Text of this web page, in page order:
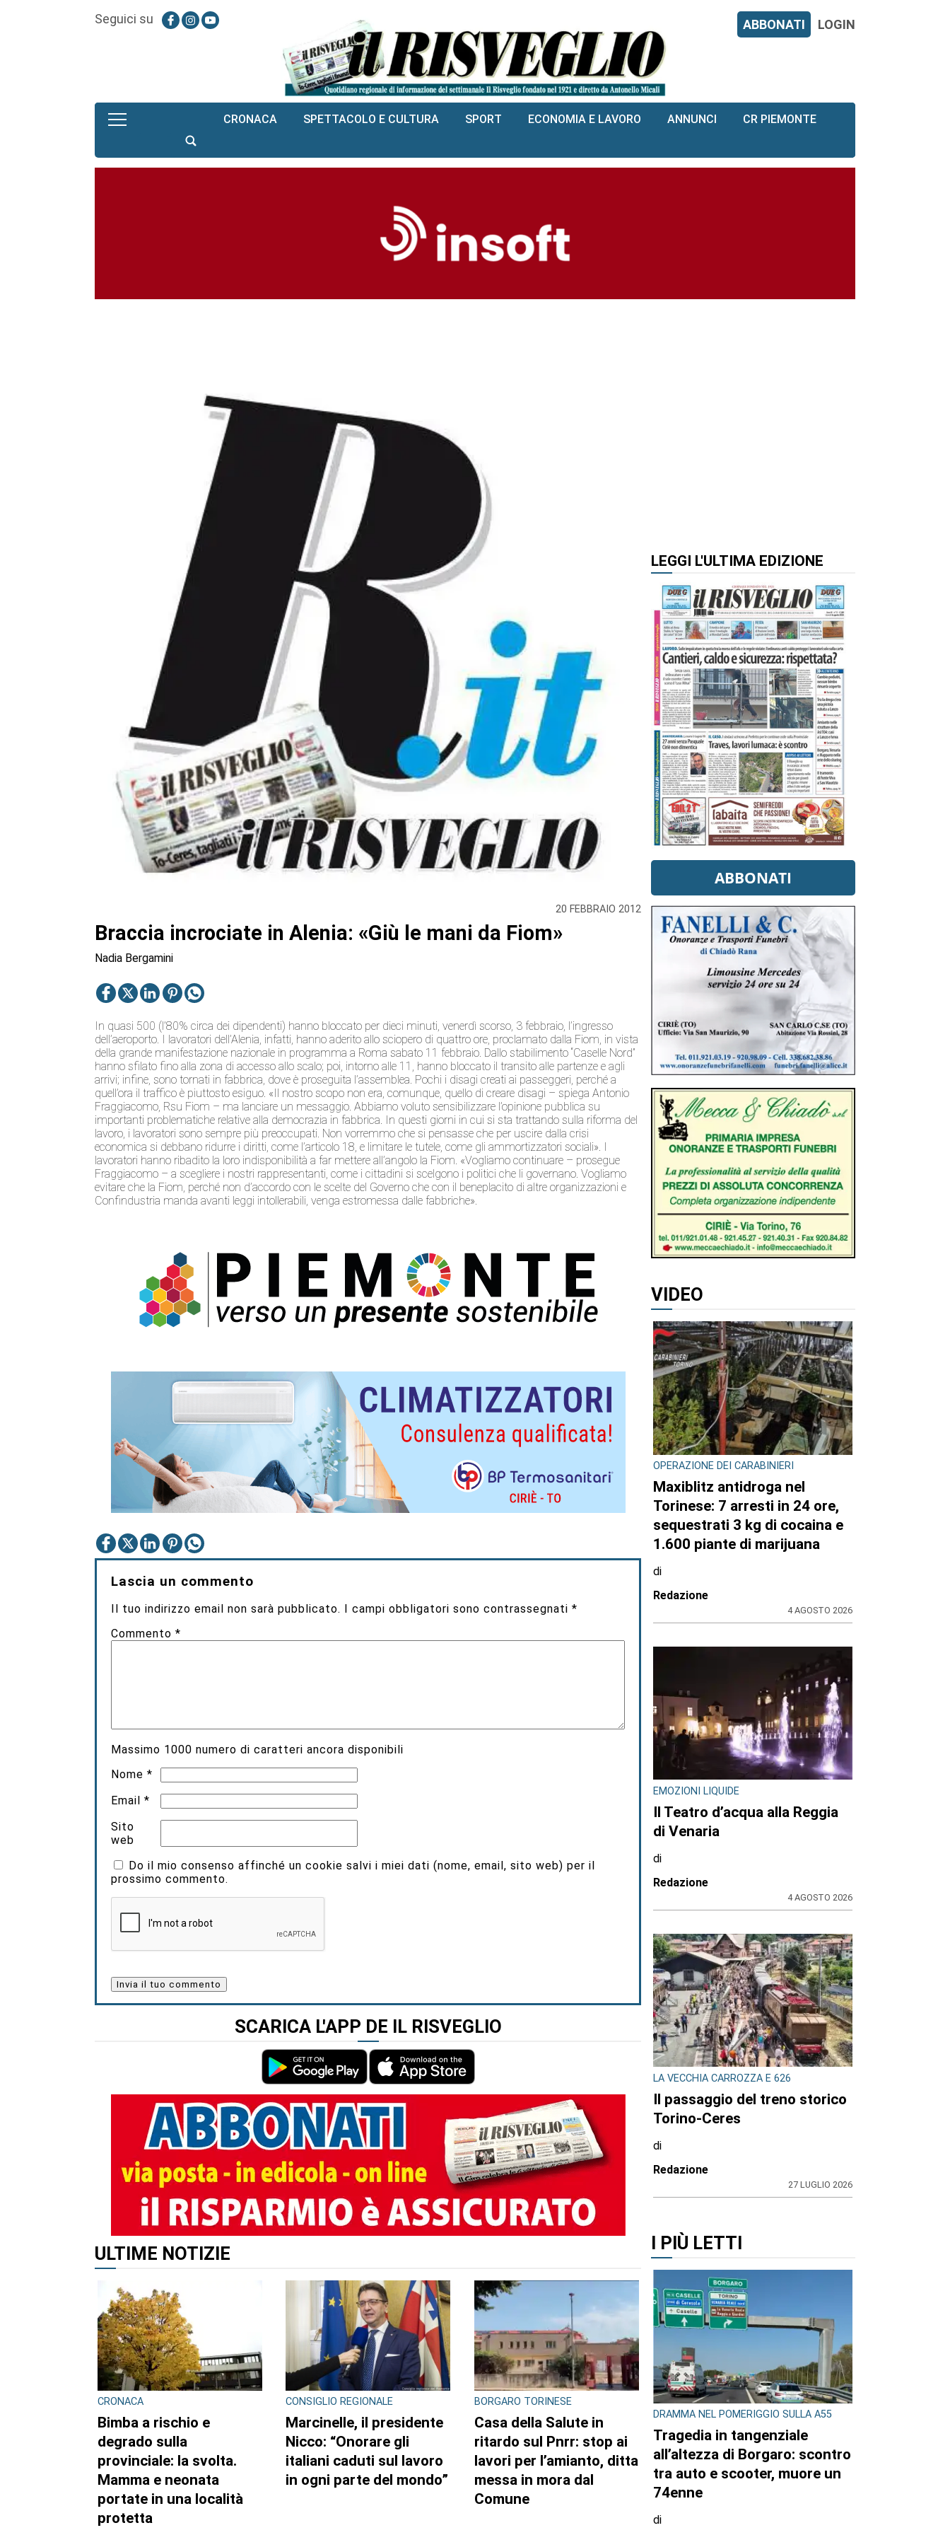
Seguici su ABBONATI LOGIN
CRONACA SPETTACOLO E CULTURA SPORT ECONOMIA E LAVORO ANNUNCI CR PIEMONTE
20 FEBBRAIO 2012
Braccia incrociate in Alenia: «Giù le mani da Fiom»
Nadia Bergamini
In quasi 500 (l’80% circa dei dipendenti) hanno bloccato per dieci minuti, venerdì scorso, 3 febbraio, l’ingresso
dell’aeroporto. I lavoratori dell’Alenia, infatti, hanno aderito allo sciopero di quattro ore, proclamato dalla Fiom, in vista
della grande manifestazione nazionale in programma a Roma sabato 11 febbraio. Dallo stabilimento “Caselle Nord”
hanno sfilato fino alla zona di accesso allo scalo; poi, intorno alle 11, hanno bloccato il transito alle partenze e agli
arrivi; infine, sono tornati in fabbrica, dove è proseguita l’assemblea. Pochi i disagi creati ai passeggeri, perché a
quell’ora il traffico è piuttosto esiguo. «Il nostro scopo non era, comunque, quello di creare disagi – spiega Antonio
Fraggiacomo, Rsu Fiom – ma lanciare un messaggio. Abbiamo voluto sensibilizzare l’opinione pubblica su
importanti problematiche relative alla democrazia in fabbrica. In questi giorni in cui si sta trattando sulla riforma del
lavoro, i lavoratori sono sempre più preoccupati. Non vorremmo che si pensasse che per uscire dalla crisi
economica si debbano ridurre i diritti, come l’articolo 18, e limitare le tutele, come gli ammortizzatori sociali». I
lavoratori hanno ribadito la loro indisponibilità a far mettere all’angolo la Fiom. «Vogliamo continuare – prosegue
Fraggiacomo – a scegliere i nostri rappresentanti, come i cittadini si scelgono i politici che li governano. Vogliamo
evitare che la Fiom, perché non d’accordo con le scelte del Governo che con il beneplacito di altre organizzazioni e
Confindustria manda avanti leggi intollerabili, venga estromessa dalle fabbriche».
Lascia un commento
Il tuo indirizzo email non sarà pubblicato. I campi obbligatori sono contrassegnati*
Commento*
Massimo 1000 numero di caratteri ancora disponibili
Nome*
Email*
Sito
web
Do il mio consenso affinché un cookie salvi i miei dati (nome, email, sito web) per il
prossimo commento.
SCARICA L'APP DE IL RISVEGLIO
ULTIME NOTIZIE
CRONACA
Bimba a rischio e
degrado sulla
provinciale: la svolta.
Mamma e neonata
portate in una località
protetta
CONSIGLIO REGIONALE
Marcinelle, il presidente
Nicco: “Onorare gli
italiani caduti sul lavoro
in ogni parte del mondo”
BORGARO TORINESE
Casa della Salute in
ritardo sul Pnrr: stop ai
lavori per l’amianto, ditta
messa in mora dal
Comune
LEGGI L'ULTIMA EDIZIONE
ABBONATI
VIDEO
OPERAZIONE DEI CARABINIERI
Maxiblitz antidroga nel
Torinese: 7 arresti in 24 ore,
sequestrati 3 kg di cocaina e
1.600 piante di marijuana
di
Redazione
4 AGOSTO 2026
EMOZIONI LIQUIDE
Il Teatro d’acqua alla Reggia
di Venaria
di
Redazione
4 AGOSTO 2026
LA VECCHIA CARROZZA E 626
Il passaggio del treno storico
Torino-Ceres
di
Redazione
27 LUGLIO 2026
I PIÙ LETTI
DRAMMA NEL POMERIGGIO SULLA A55
Tragedia in tangenziale
all’altezza di Borgaro: scontro
tra auto e scooter, muore un
74enne
di